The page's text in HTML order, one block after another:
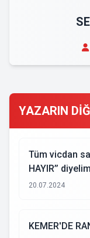
YAZARIN
Tüm vicdan
HAYIR’’
20.07.2024
KEMER'DE